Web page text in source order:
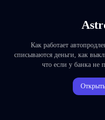
Как работает
списываются деньги, как
что если у банка не